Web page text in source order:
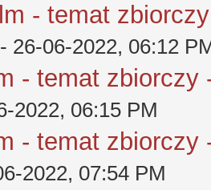
- temat
- 26-06-2022, 06:12
- temat zbiorczy
2022, 06:15 PM
- temat zbiorczy
2022, 07:54 PM